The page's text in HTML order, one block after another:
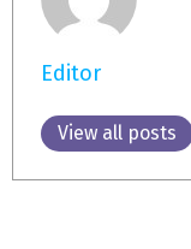
Editor
View all posts